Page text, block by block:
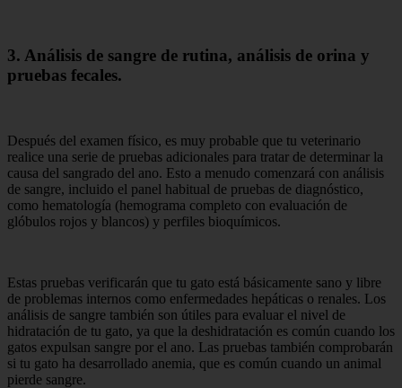
3. Análisis de sangre de rutina, análisis de orina y
pruebas fecales.
Después del examen físico, es muy probable que tu veterinario
realice una serie de pruebas adicionales para tratar de determinar la
causa del sangrado del ano. Esto a menudo comenzará con análisis
de sangre, incluido el panel habitual de pruebas de diagnóstico,
como hematología (hemograma completo con evaluación de
glóbulos rojos y blancos) y perfiles bioquímicos.
Estas pruebas verificarán que tu gato está básicamente sano y libre
de problemas internos como enfermedades hepáticas o renales. Los
análisis de sangre también son útiles para evaluar el nivel de
hidratación de tu gato, ya que la deshidratación es común cuando los
gatos expulsan sangre por el ano. Las pruebas también comprobarán
si tu gato ha desarrollado anemia, que es común cuando un animal
pierde sangre.